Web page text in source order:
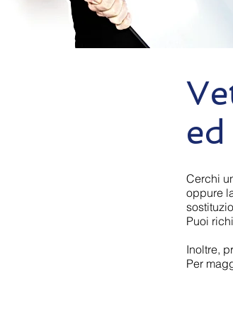
Cerchi
oppure
Puoi
Inoltre,
Per